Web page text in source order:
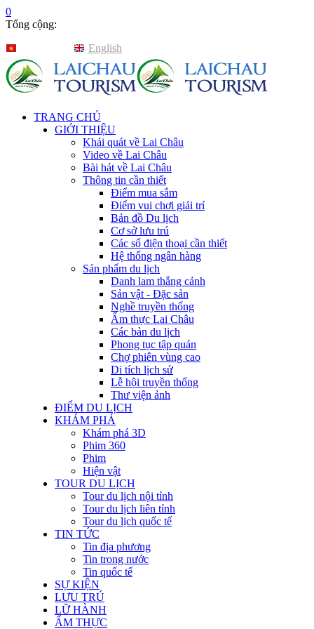
0
Tổng cộng:
English
TRANG CHỦ
GIỚI THIỆU
Khái quát về Lai Châu
Video về Lai Châu
Bài hát về Lai Châu
Thông tin cần thiết
Điểm mua sắm
Điểm vui chơi giải trí
Bản đồ Du lịch
Cơ sở lưu trú
Các số điện thoại cần thiết
Hệ thống ngân hàng
Sản phẩm du lịch
Danh lam thắng cảnh
Sản vật - Đặc sản
Nghề truyền thống
Ẩm thực Lai Châu
Các bản du lịch
Phong tục tập quán
Chợ phiên vùng cao
Di tích lịch sử
Lễ hội truyền thống
Thư viện ảnh
ĐIỂM DU LỊCH
KHÁM PHÁ
Khám phá 3D
Phim 360
Phim
Hiện vật
TOUR DU LỊCH
Tour du lịch nội tỉnh
Tour du lịch liên tỉnh
Tour du lịch quốc tế
TIN TỨC
Tin địa phương
Tin trong nước
Tin quốc tế
SỰ KIỆN
LƯU TRÚ
LỮ HÀNH
ẨM THỰC